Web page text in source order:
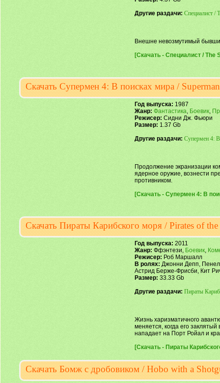
Другие раздачи: Специалист /
Внешне невозмутимый
[Скачать - Специалист / The
Скачать Супермен 4: В поисках мира /
Год выпуска: 1987
Жанр: Фантастика, Боевик,
Режисер: Сидни Дж. Фьюри
Размер: 1.37 Gb
Другие раздачи: Супермен 4: В
Продолжение экранизации
ядерное оружие, вознести
противником.
[Скачать - Супермен 4: В
Скачать Пираты Карибского моря / Pirates of
Год выпуска: 2011
Жанр: Ффэнтези, Боевик,
Режисер: Роб Маршалл
В ролях: Джонни Депп,
Астрид Берже-Фрисби, Кит
Размер: 33.33 Gb
Другие раздачи: Пираты
Жизнь харизматичного
меняется, когда его
нападает на Порт Ройал и
[Скачать - Пираты
Скачать Бомж с дробовиком / Hobo with a